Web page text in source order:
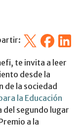
X Facebook
te invita a leer
desde la
de la sociedad
la Educación
del segundo lugar
a la